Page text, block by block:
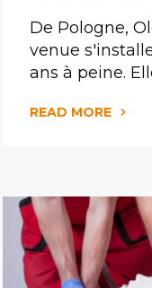
De Pologne,
venue
ans à peine.
READ MORE